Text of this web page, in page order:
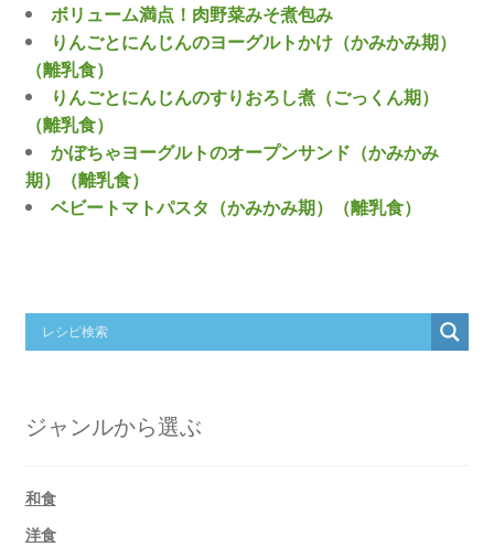
ボリューム満点！肉野菜みそ煮包み
りんごとにんじんのヨーグルトかけ（かみかみ期）
（離乳食）
りんごとにんじんのすりおろし煮（ごっくん期）
（離乳食）
かぼちゃヨーグルトのオープンサンド（かみかみ
期）（離乳食）
ベビートマトパスタ（かみかみ期）（離乳食）
ジャンルから選ぶ
和食
洋食